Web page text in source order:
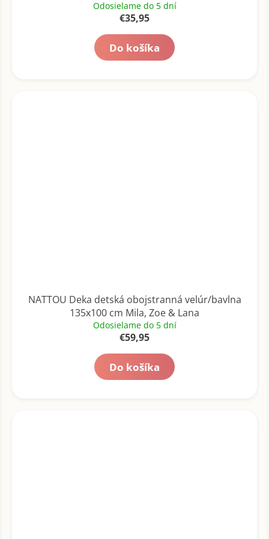
Odosielame do 5 dní
€35,95
Do košíka
NATTOU Deka detská obojstranná velúr/bavlna
135x100 cm Mila, Zoe & Lana
Odosielame do 5 dní
€59,95
Do košíka